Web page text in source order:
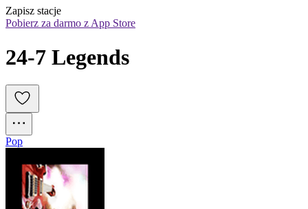
Zapisz stacje
Pobierz za darmo z App Store
24-7 Legends
Pop